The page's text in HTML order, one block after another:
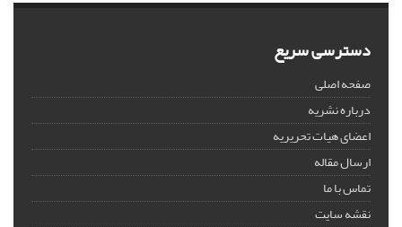
دسترسی سریع
صفحه اصلی
درباره نشریه
اعضای هیات تحریریه
ارسال مقاله
تماس با ما
نقشه سایت